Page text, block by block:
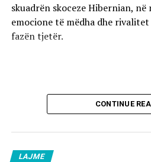
skuadrën skoceze Hibernian,
emocione të mëdha dhe
fazën tjetër.
CONTINUE
LAJME